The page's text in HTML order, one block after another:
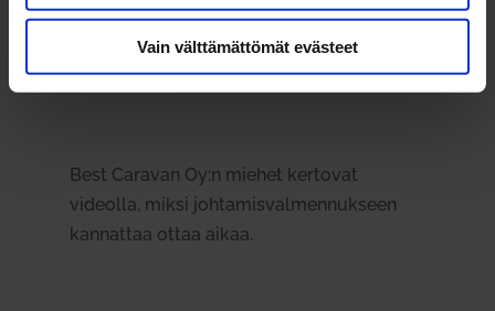
Vain välttämättömät evästeet
Mutta jäl­keenpäin on aina ollut tunne, että
olipa hyvä, että tuli läh­dettyä”, sanoo Matti
Saari, toi­mi­pisteen vetäjä.
Best Caravan Oy:n miehet ker­tovat
videolla, miksi joh­ta­mis­val­men­nukseen
kan­nattaa ottaa aikaa.